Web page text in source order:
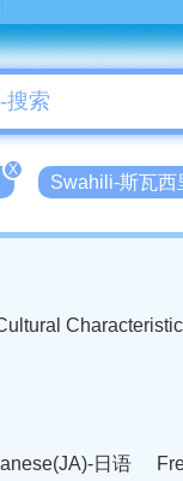
X
Swahili-斯瓦西
日语